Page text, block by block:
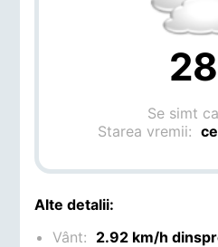
Se simt
Starea vremii:
Alte detalii:
Vânt: 2.92 km/h